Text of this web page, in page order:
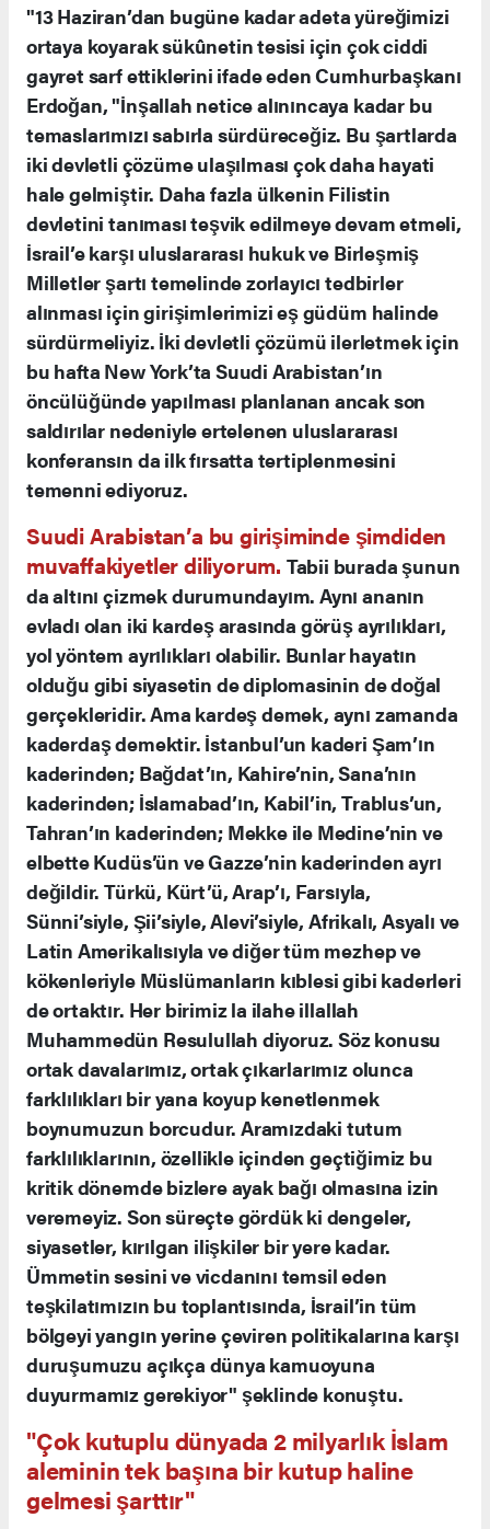
"13 Haziran’dan bugüne kadar adeta yüreğimizi
ortaya koyarak sükûnetin tesisi için çok ciddi
gayret sarf ettiklerini ifade eden Cumhurbaşkanı
Erdoğan, "İnşallah netice alınıncaya kadar bu
temaslarımızı sabırla sürdüreceğiz. Bu şartlarda
iki devletli çözüme ulaşılması çok daha hayati
hale gelmiştir. Daha fazla ülkenin Filistin
devletini tanıması teşvik edilmeye devam etmeli,
İsrail’e karşı uluslararası hukuk ve Birleşmiş
Milletler şartı temelinde zorlayıcı tedbirler
alınması için girişimlerimizi eş güdüm halinde
sürdürmeliyiz. İki devletli çözümü ilerletmek için
bu hafta New York’ta Suudi Arabistan’ın
öncülüğünde yapılması planlanan ancak son
saldırılar nedeniyle ertelenen uluslararası
konferansın da ilk fırsatta tertiplenmesini
temenni ediyoruz.
Suudi Arabistan’a bu girişiminde şimdiden
muvaffakiyetler diliyorum. Tabii burada şunun
da altını çizmek durumundayım. Aynı ananın
evladı olan iki kardeş arasında görüş ayrılıkları,
yol yöntem ayrılıkları olabilir. Bunlar hayatın
olduğu gibi siyasetin de diplomasinin de doğal
gerçekleridir. Ama kardeş demek, aynı zamanda
kaderdaş demektir. İstanbul’un kaderi Şam’ın
kaderinden; Bağdat’ın, Kahire’nin, Sana’nın
kaderinden; İslamabad’ın, Kabil’in, Trablus’un,
Tahran’ın kaderinden; Mekke ile Medine’nin ve
elbette Kudüs’ün ve Gazze’nin kaderinden ayrı
değildir. Türkü, Kürt’ü, Arap’ı, Farsıyla,
Sünni’siyle, Şii’siyle, Alevi’siyle, Afrikalı, Asyalı ve
Latin Amerikalısıyla ve diğer tüm mezhep ve
kökenleriyle Müslümanların kıblesi gibi kaderleri
de ortaktır. Her birimiz la ilahe illallah
Muhammedün Resulullah diyoruz. Söz konusu
ortak davalarımız, ortak çıkarlarımız olunca
farklılıkları bir yana koyup kenetlenmek
boynumuzun borcudur. Aramızdaki tutum
farklılıklarının, özellikle içinden geçtiğimiz bu
kritik dönemde bizlere ayak bağı olmasına izin
veremeyiz. Son süreçte gördük ki dengeler,
siyasetler, kırılgan ilişkiler bir yere kadar.
Ümmetin sesini ve vicdanını temsil eden
teşkilatımızın bu toplantısında, İsrail’in tüm
bölgeyi yangın yerine çeviren politikalarına karşı
duruşumuzu açıkça dünya kamuoyuna
duyurmamız gerekiyor" şeklinde konuştu.
"Çok kutuplu dünyada 2 milyarlık İslam
aleminin tek başına bir kutup haline
gelmesi şarttır"